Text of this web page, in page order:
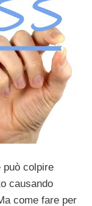
può colpire
causando
come fare per